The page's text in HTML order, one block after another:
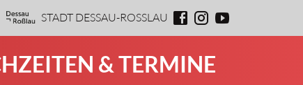
STADT DESSAU-ROSSLAU
& TERMINE